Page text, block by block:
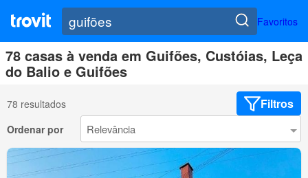
Favoritos
78 casas à venda em Guifões, Custóias, Leça
do Balio e Guifões
78 resultados Filtros
Ordenar por